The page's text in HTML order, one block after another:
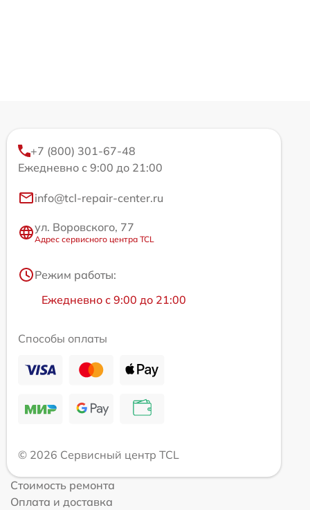
+7 (800) 301-67-48
Ежедневно с 9:00 до 21:00
info@tcl-repair-center.ru
ул. Воровского, 77
Адрес сервисного центра TCL
Режим работы:
Ежедневно с 9:00 до 21:00
Способы оплаты
© 2026 Сервисный центр TCL
Стоимость ремонта
Оплата и доставка